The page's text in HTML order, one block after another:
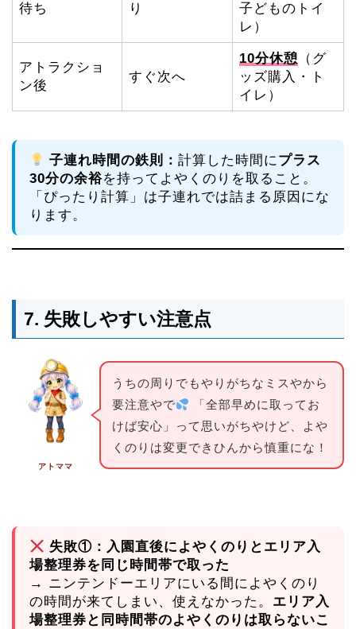
待ち
り
子どものトイ
レ）
アトラクショ
ン後
すぐ次へ
10分休憩 （グ
ッズ購入・ト
イレ）
子連れ時間の鉄則：計算した時間にプラス
30分の余裕を持ってよやくのりを取ること。
「ぴったり計算」は子連れでは詰まる原因にな
ります。
7. 失敗しやすい注意点
アトママ
うちの周りでもやりがちなミスやから
要注意やで
「全部早めに取ってお
けば安心」って思いがちやけど、よや
くのりは変更できひんから慎重にな！
失敗①：入園直後によやくのりとエリア入
場整理券を同じ時間帯で取った
→ ニンテンドーエリアにいる間によやくのり
の時間が来てしまい、使えなかった。 エリア入
場整理券と同時間帯のよやくのりは取らないこ